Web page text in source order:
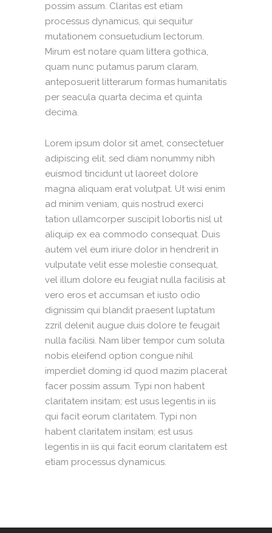
possim assum. Claritas est etiam
processus dynamicus, qui sequitur
mutationem consuetudium lectorum.
Mirum est notare quam littera gothica,
quam nunc putamus parum claram,
anteposuerit litterarum formas humanitatis
per seacula quarta decima et quinta
decima.
Lorem ipsum dolor sit amet, consectetuer
adipiscing elit, sed diam nonummy nibh
euismod tincidunt ut laoreet dolore
magna aliquam erat volutpat. Ut wisi enim
ad minim veniam, quis nostrud exerci
tation ullamcorper suscipit lobortis nisl ut
aliquip ex ea commodo consequat. Duis
autem vel eum iriure dolor in hendrerit in
vulputate velit esse molestie consequat,
vel illum dolore eu feugiat nulla facilisis at
vero eros et accumsan et iusto odio
dignissim qui blandit praesent luptatum
zzril delenit augue duis dolore te feugait
nulla facilisi. Nam liber tempor cum soluta
nobis eleifend option congue nihil
imperdiet doming id quod mazim placerat
facer possim assum. Typi non habent
claritatem insitam; est usus legentis in iis
qui facit eorum claritatem. Typi non
habent claritatem insitam; est usus
legentis in iis qui facit eorum claritatem est
etiam processus dynamicus.